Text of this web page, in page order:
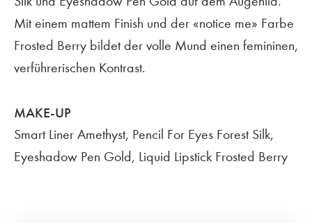
Mit einem mattem Finish und der «notice me» Farbe
Frosted Berry bildet der volle Mund einen femininen,
verführerischen Kontrast.
MAKE-UP
Smart Liner Amethyst, Pencil For Eyes Forest Silk,
Eyeshadow Pen Gold, Liquid Lipstick Frosted Berry